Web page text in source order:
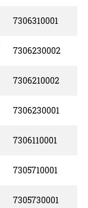
7306310001
7306230002
7306210002
7306230001
7306110001
7305710001
7305730001